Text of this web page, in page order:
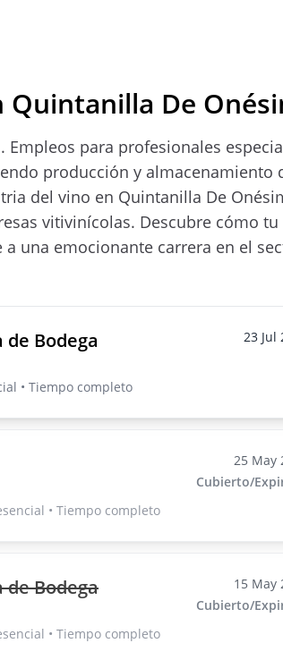
Quintanilla De
para profesionales
producción y almacenamiento
del vino en Quintanilla De
vitivinícolas. Descubre cómo tu
una emocionante carrera en el
Bodega
• Tiempo completo
23 Jul
• Tiempo completo
25 May
Cubierto/
Bodega
• Tiempo completo
15 May
Cubierto/